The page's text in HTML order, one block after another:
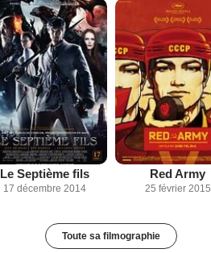
Le Septième fils
17 décembre 2014
Red Army
25 février 2015
Toute sa filmographie